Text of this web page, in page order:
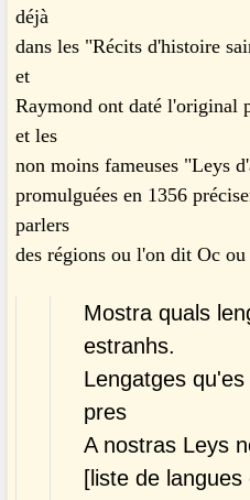
déjà
dans les "Récits d'histoire
et
Raymond ont daté l'original
et les
non moins fameuses "Leys
promulguées en 1356
parlers
des régions ou l'on dit Oc ou
Mostra quals
estranhs.
Lengatges
pres
A nostras Leys
[liste de langues